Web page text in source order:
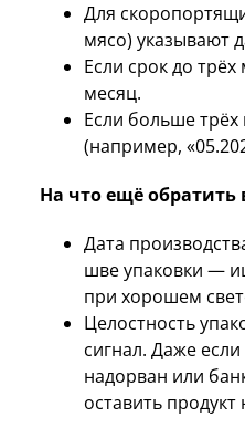
Для
мясо) указывают
Если срок до
месяц.
Если больше трёх
(например,
На что ещё
Дата
шве упаковки —
при хорошем
Целостность
сигнал. Даже
надорван или
оставить продукт